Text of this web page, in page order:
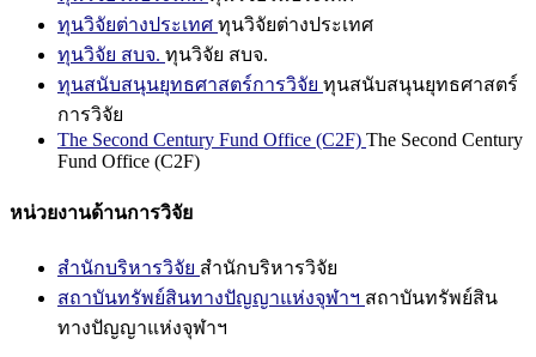
ทุนวิจัยต่างประเทศ ทุนวิจัยต่างประเทศ
ทุนวิจัย สบจ. ทุนวิจัย สบจ.
ทุนสนับสนุนยุทธศาสตร์การวิจัย ทุนสนับสนุนยุทธศาสตร์
การวิจัย
The Second Century Fund Office (C2F) The Second Century
Fund Office (C2F)
หน่วยงานด้านการวิจัย
สำนักบริหารวิจัย สำนักบริหารวิจัย
สถาบันทรัพย์สินทางปัญญาแห่งจุฬาฯ สถาบันทรัพย์สิน
ทางปัญญาแห่งจุฬาฯ